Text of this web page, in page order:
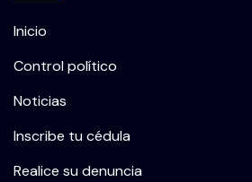
Inicio
Control político
Noticias
Inscribe tu cédula
Realice su denuncia